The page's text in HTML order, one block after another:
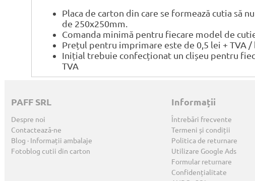
Placa de carton din care se formează cutia să
de 250x250mm.
Comanda minimă pentru fiecare model de
Prețul pentru imprimare este de 0,5 lei + TVA /
Inițial trebuie confecționat un clișeu pentru
TVA
PAFF SRL
Despre noi
Contactează-ne
Blog · Informații ambalaje
Fotoblog cutii din carton
Informații
Întrebări frecvente
Termeni și condiții
Politica de returnare
Utilizare Google Ads
Formular returnare
Confidențialitate